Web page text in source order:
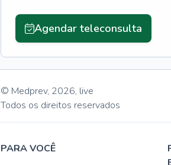
Agendar teleconsulta
© Medprev, 2026, live
Todos os direitos reservados
PARA VOCÊ